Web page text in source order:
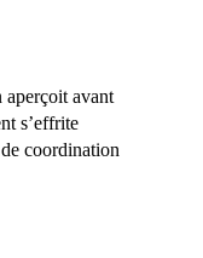
aperçoit avant
s’effrite
coordination